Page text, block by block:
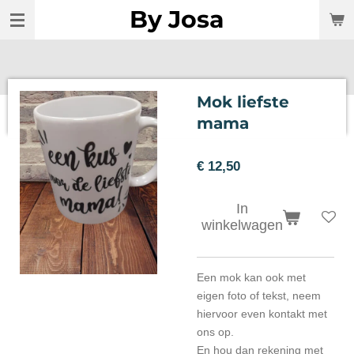
Ga
hoofdinhoud
By Josa
Mok liefste
mama
€ 12,50
In
winkelwagen
Een mok kan ook met
eigen foto of tekst, neem
hiervoor even kontakt met
ons op.
En hou dan rekening met